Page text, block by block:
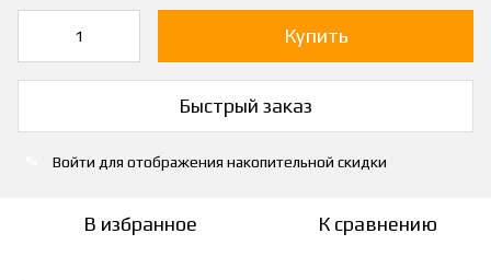
Купить
Быстрый заказ
Войти для отображения накопительной скидки
В избранное К сравнению